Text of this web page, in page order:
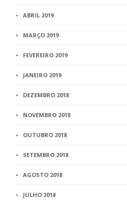
ABRIL 2019
MARÇO 2019
FEVEREIRO 2019
JANEIRO 2019
DEZEMBRO 2018
NOVEMBRO 2018
OUTUBRO 2018
SETEMBRO 2018
AGOSTO 2018
JULHO 2018